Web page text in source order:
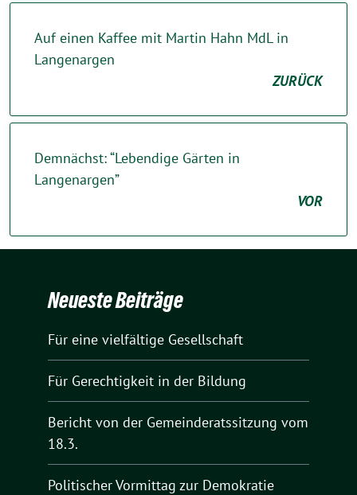
Auf einen Kaffee mit Martin Hahn MdL in
Langenargen
ZURÜCK
Demnächst: “Lebendige Gärten in
Langenargen”
VOR
Neueste Beiträge
Für eine vielfältige Gesellschaft
Für Gerechtigkeit in der Bildung
Bericht von der Gemeinderatssitzung vom
18.3.
Politischer Vormittag zur Demokratie